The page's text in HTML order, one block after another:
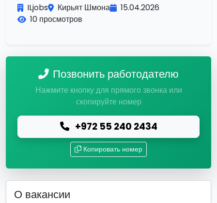
ILjobs Кирьят Шмона
15.04.2026
10 просмотров
Позвонить работодателю
Нажмите кнопку для прямого звонка или
скопируйте номер
+972 55 240 2434
Копировать номер
О вакансии